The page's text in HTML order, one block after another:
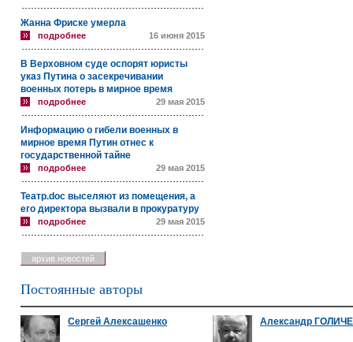
Жанна Фриске умерла
подробнее 16 июня 2015
В Верховном суде оспорят юристы
указ Путина о засекречивании
военных потерь в мирное время
подробнее 29 мая 2015
Информацию о гибели военных в
мирное время Путин отнес к
государственной тайне
подробнее 29 мая 2015
Театр.doc выселяют из помещения, а
его директора вызвали в прокуратуру
подробнее 29 мая 2015
архив новостей
Постоянные авторы
Сергей Алексашенко Александр